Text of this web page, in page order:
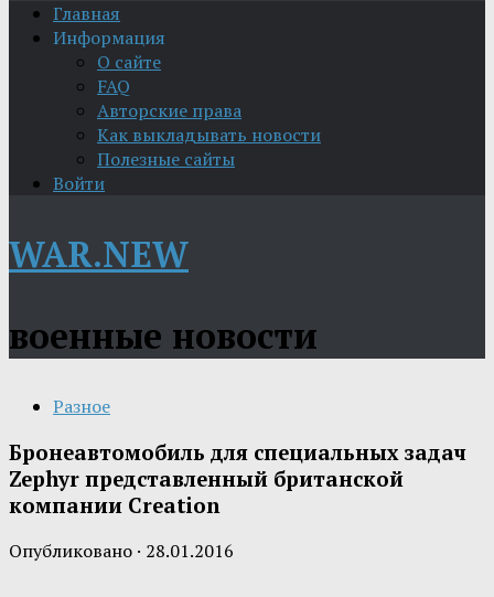
Главная
Информация
О сайте
FAQ
Авторские права
Как выкладывать новости
Полезные сайты
Войти
WAR.NEW
военные новости
Разное
Бронеавтомобиль для специальных задач
Zephyr представленный британской
компании Creation
Опубликовано · 28.01.2016